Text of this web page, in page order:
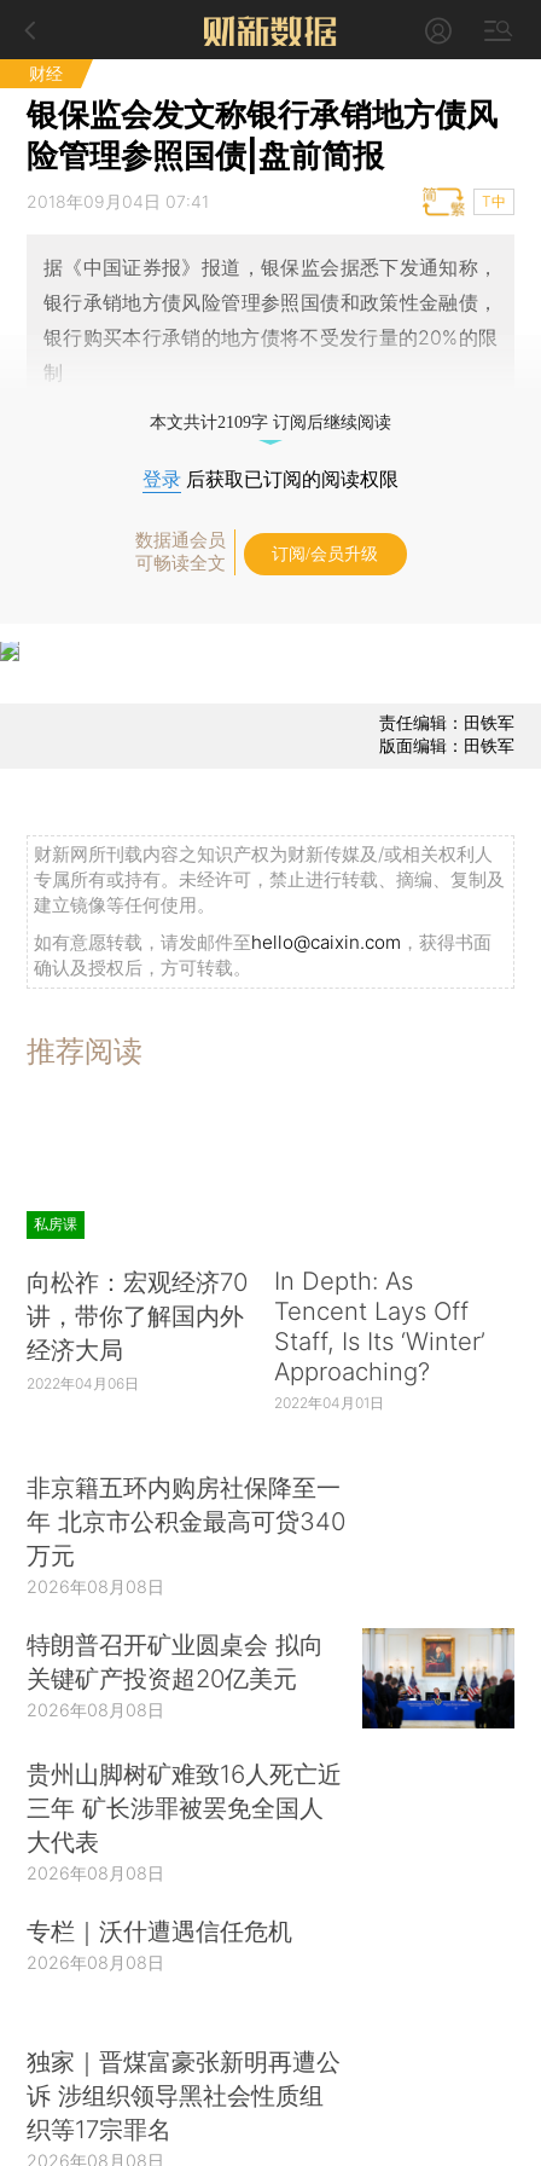
财经
银保监会发文称银行承销地方债风
险管理参照国债|盘前简报
2018年09月04日 07:41 T中
据《中国证券报》报道，银保监会据悉下发通知称，
银行承销地方债风险管理参照国债和政策性金融债，
银行购买本行承销的地方债将不受发行量的20%的限
制
本文共计2109字 订阅后继续阅读
登录 后获取已订阅的阅读权限
数据通会员
可畅读全文
订阅/会员升级
责任编辑：田铁军
版面编辑：田铁军
财新网所刊载内容之知识产权为财新传媒及/或相关权利人
专属所有或持有。未经许可，禁止进行转载、摘编、复制及
建立镜像等任何使用。
如有意愿转载，请发邮件至hello@caixin.com ，获得书面
确认及授权后，方可转载。
推荐阅读
私房课
向松祚：宏观经济70
讲，带你了解国内外
经济大局
2022年04月06日
In Depth: As
Tencent Lays Off
Staff, Is Its ‘Winter’
Approaching?
2022年04月01日
非京籍五环内购房社保降至一
年 北京市公积金最高可贷340
万元
2026年08月08日
特朗普召开矿业圆桌会 拟向
关键矿产投资超20亿美元
2026年08月08日
贵州山脚树矿难致16人死亡近
三年 矿长涉罪被罢免全国人
大代表
2026年08月08日
专栏｜沃什遭遇信任危机
2026年08月08日
独家｜晋煤富豪张新明再遭公
诉 涉组织领导黑社会性质组
织等17宗罪名
2026年08月08日